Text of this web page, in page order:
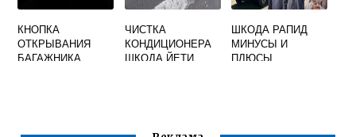
КНОПКА
ОТКРЫВАНИЯ
БАГАЖНИКА
ЧИСТКА
КОНДИЦИОНЕРА
ШКОДА ЙЕТИ
ШКОДА РАПИД
МИНУСЫ И
ПЛЮСЫ